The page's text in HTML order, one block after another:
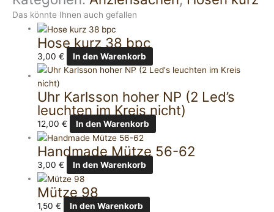
Das könnte Ihnen auch gefallen
Hose kurz 38 bpc
3,00€ In den Warenkorb
Uhr Karlsson hoher NP (2 Led’s
leuchten im Kreis nicht)
12,00€ In den Warenkorb
Handmade Mütze 56-62
3,00€ In den Warenkorb
Mütze 98
1,50€ In den Warenkorb